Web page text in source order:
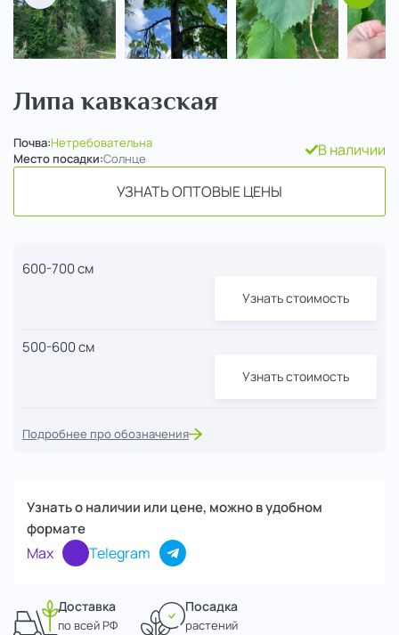
Липа кавказская
Почва:Нетребовательна
Место посадки:Солнце В наличии
УЗНАТЬ ОПТОВЫЕ ЦЕНЫ
600-700 см
Узнать стоимость
500-600 см
Узнать стоимость
Подробнее про обозначения
Узнать о наличии или цене, можно в удобном
формате
Max Telegram
Доставка
по всей РФ
Посадка
растений